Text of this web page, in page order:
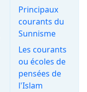
Principaux
courants du
Sunnisme
Les courants
ou écoles de
pensées de
l'Islam